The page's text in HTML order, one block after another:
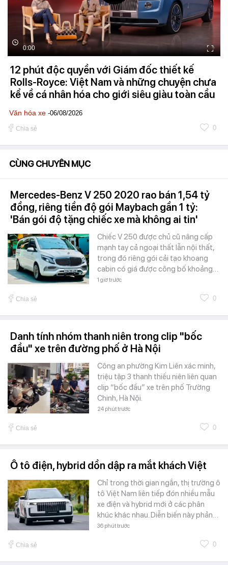
0:00
12 phút độc quyền với Giám đốc thiết kế
Rolls-Royce: Việt Nam và những chuyện chưa
kể về cá nhân hóa cho giới siêu giàu toàn cầu
Văn hóa xe -06/08/2026
Chia sẻ 0
CÙNG CHUYÊN MỤC
Mercedes-Benz V 250 2020 rao bán 1,54 tỷ
đồng, riêng tiền độ gói Maybach gần 1 tỷ:
'Bán gói độ tặng chiếc xe mà không ai tin'
Chiếc V 250 được chủ cũ nâng cấp
mạnh tay cả ngoại thất lẫn nội thất,
trong đó riêng gói cải tạo khoang
cabin có giá được công bố khoảng…
1 giờ trước
Chia sẻ 0
Danh tính nhóm thanh niên trong clip "bốc
đầu" xe trên đường phố ở Hà Nội
Công an phường Kim Liên xác minh,
triệu tập 3 thanh thiếu niên liên quan
clip “bốc đầu” xe trên phố Trường
Chinh, Hà Nội.
24 phút trước
Chia sẻ 0
Ô tô điện, hybrid dồn dập ra mắt khách Việt
Chỉ trong thời gian ngắn, thị trường ô
tô Việt Nam liên tiếp đón nhiều mẫu
xe điện và hybrid mới ở các phân
khúc khác nhau. Diễn biến này phản…
36 phút trước
Chia sẻ 0